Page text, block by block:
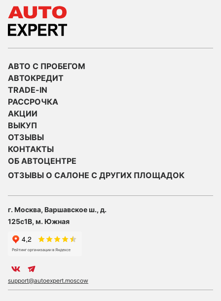
АВТО С ПРОБЕГОМ
АВТОКРЕДИТ
TRADE-IN
РАССРОЧКА
АКЦИИ
ВЫКУП
ОТЗЫВЫ
КОНТАКТЫ
ОБ АВТОЦЕНТРЕ
ОТЗЫВЫ О САЛОНЕ С ДРУГИХ ПЛОЩАДОК
г. Москва, Варшавское ш., д.
125с1В, м. Южная
support@autoexpert.moscow